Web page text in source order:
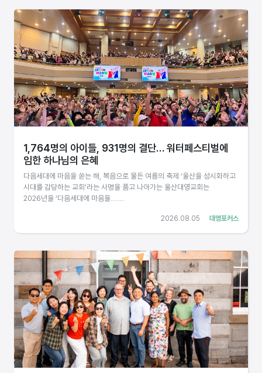
대영포커스
2026.08.05
1,764명의 아이들, 931명의 결단… 워터페스티벌에
임한 하나님의 은혜
다음세대에 마음을 쏟는 해, 복음으로 물든 여름의 축제 ‘울산을 성시화하고
시대를 감당하는 교회’라는 사명을 품고 나아가는 울산대영교회는
2026년을 ‘다음세대에 마음을........